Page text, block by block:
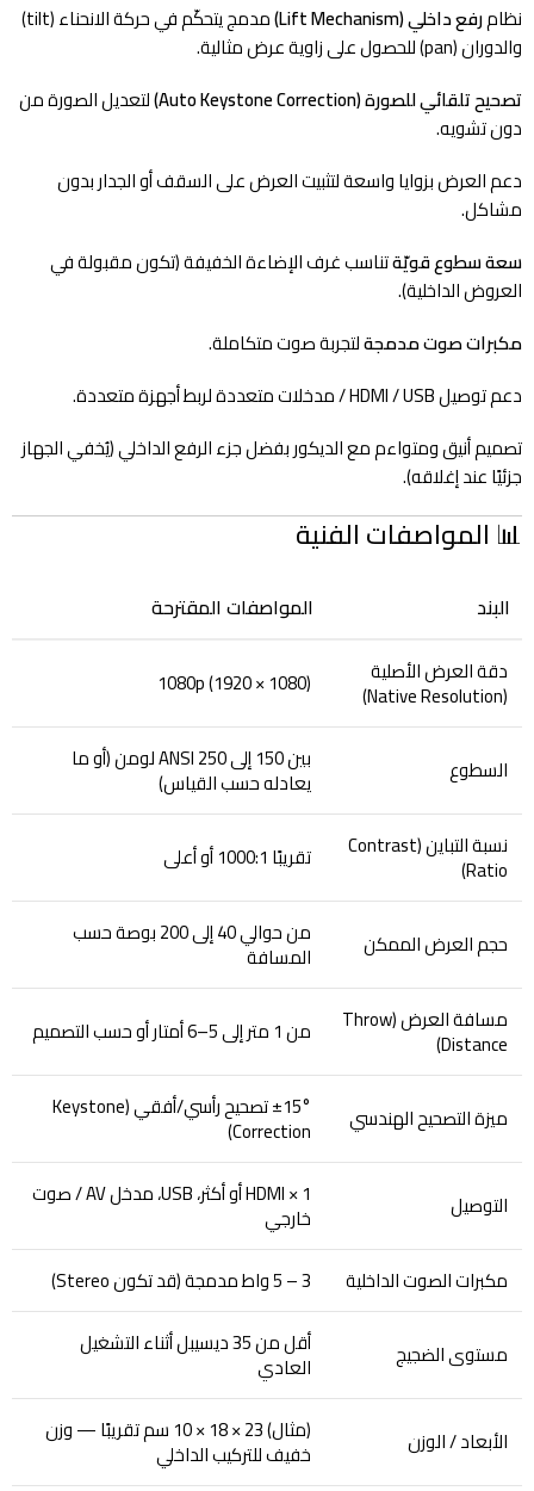
نظامرفع داخلي (Lift Mechanism)
مدمج يتحكّم في حركة الانحناء (tilt)
والدوران (pan) للحصول على زاوية عرض مثالية.
تصحيح تلقائي للصورة (Auto Keystone Correction)
لتعديل الصورة من
دون تشويه.
دعم العرض بزوايا واسعة لتثبيت العرض على السقف أو الجدار بدون
مشاكل.
سعة سطوع قويّةتناسب غرف الإضاءة الخفيفة (تكون مقبولة في
العروض الداخلية).
مكبرات صوت مدمجةلتجربة صوت متكاملة.
دعم توصيل HDMI / USB / مدخلات متعددة لربط أجهزة متعددة.
تصميم أنيق ومتواءم مع الديكور بفضل جزء الرفع الداخلي (يُخفي الجهاز
جزئيًا عند إغلاقه).
📊 المواصفات الفنية
البند المواصفات المقترحة
دقة العرض الأصلية
(Native Resolution)
1080p (1920 × 1080)
السطوع بين 150 إلى 250 ANSI لومن (أو ما
يعادله حسب القياس)
نسبة التباين (Contrast
Ratio) تقريبًا 1000:1 أو أعلى
حجم العرض الممكن من حوالي 40 إلى 200 بوصة حسب
المسافة
مسافة العرض (Throw
Distance) من 1 متر إلى 5–6 أمتار أو حسب التصميم
ميزة التصحيح الهندسي ±15° تصحيح رأسي/أفقي (Keystone
Correction)
التوصيل HDMI × 1 أو أكثر، USB، مدخل AV / صوت
خارجي
مكبرات الصوت الداخلية
3 – 5 واط مدمجة (قد تكون Stereo)
مستوى الضجيج أقل من 35 ديسيبل أثناء التشغيل
العادي
الأبعاد / الوزن (مثال) 23 × 18 × 10 سم تقريبًا — وزن
خفيف للتركيب الداخلي